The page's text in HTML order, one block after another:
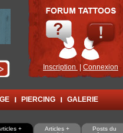
Inscription Connexion
PIERCING GALERIE
+
Articles +
Posts du